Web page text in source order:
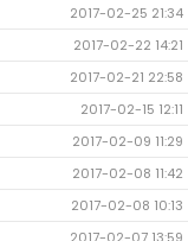
2017-02-25 21:34
2017-02-22 14:21
2017-02-21 22:58
2017-02-15 12:11
2017-02-09 11:29
2017-02-08 11:42
2017-02-08 10:13